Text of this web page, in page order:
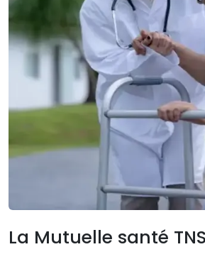
La Mutuelle santé